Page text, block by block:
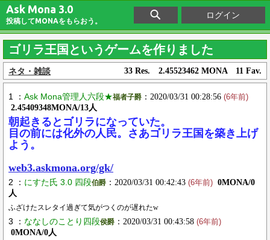
Ask Mona 3.0
投稿してMONAをもらおう。
ログイン
ゴリラ王国というゲームを作りました
ネタ・雑談 33 Res. 2.45523462 MONA 11 Fav.
1 ： Ask Mona管理人六段★福者子爵 ：2020/03/31 00:28:56 (6年前)
2.45409348MONA/13人
朝起きるとゴリラになっていた。
目の前には化外の人民。さあゴリラ王国を築き上げ
よう。
web3.askmona.org/gk/
2 ： にすた氏 3.0 四段伯爵 ：2020/03/31 00:42:43 (6年前) 0MONA/0
人
ふざけたスレタイ過ぎて気がつくのが遅れたw
3 ： ななしのことり四段侯爵 ：2020/03/31 00:43:58 (6年前)
0MONA/0人